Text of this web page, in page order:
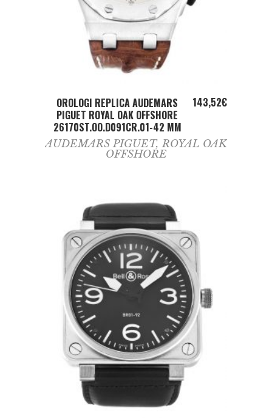
ADD TO CART
OROLOGI REPLICA AUDEMARS
PIGUET ROYAL OAK OFFSHORE
26170ST.OO.D091CR.01-42 MM
143,52€
AUDEMARS PIGUET, ROYAL OAK
OFFSHORE